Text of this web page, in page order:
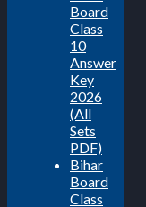
Board
Class
10
Answer
Key
2026
(All
Sets
PDF)
Bihar
Board
Class